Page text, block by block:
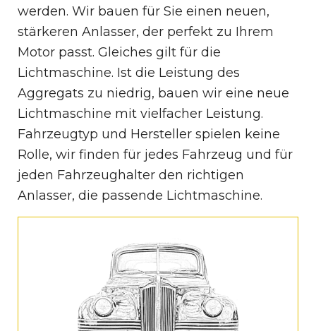
werden. Wir bauen für Sie einen neuen,
stärkeren Anlasser, der perfekt zu Ihrem
Motor passt. Gleiches gilt für die
Lichtmaschine. Ist die Leistung des
Aggregats zu niedrig, bauen wir eine neue
Lichtmaschine mit vielfacher Leistung.
Fahrzeugtyp und Hersteller spielen keine
Rolle, wir finden für jedes Fahrzeug und für
jeden Fahrzeughalter den richtigen
Anlasser, die passende Lichtmaschine.